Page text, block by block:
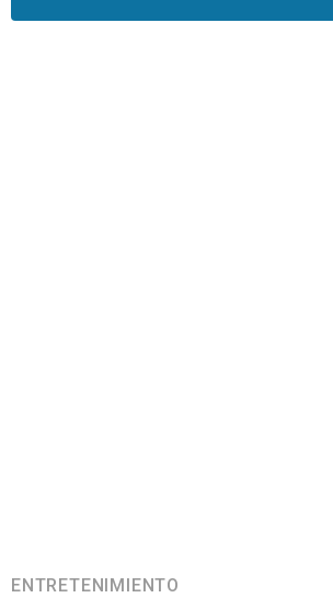
ENTRETENIMIENTO